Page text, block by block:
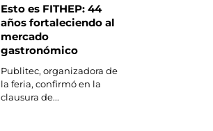
Esto es FITHEP: 44
años fortaleciendo al
mercado
gastronómico
Publitec, organizadora de
la feria, confirmó en la
clausura de...